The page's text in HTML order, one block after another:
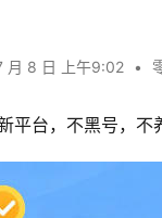
月 8 日 上午9:02 •
台，不黑号，不